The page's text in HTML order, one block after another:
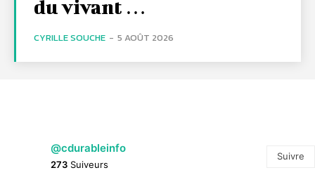
du vivant …
CYRILLE SOUCHE - 5 AOÛT 2026
@cdurableinfo
273 Suiveurs
Suivre